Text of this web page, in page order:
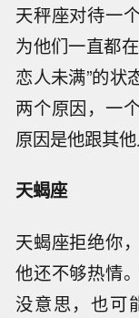
天秤座对待一
为他们一直都
恋人未满”的状
两个原因，一
原因是他跟其
天蝎座
天蝎座拒绝你
他还不够热情
没意思，也可